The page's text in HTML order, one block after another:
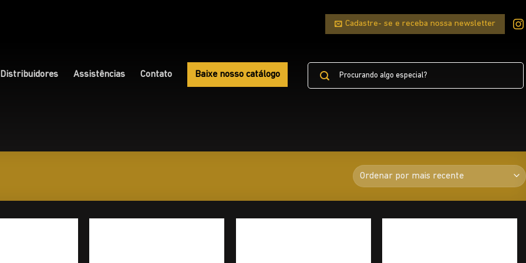
Cadastre- se e receba nossa newsletter
Distribuidores Assistências Contato Baixe nosso catálogo
Pesquisar